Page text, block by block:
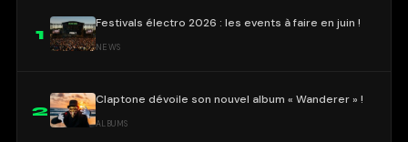
1
Festivals électro 2026 : les events à faire en juin !
NEWS
2
Claptone dévoile son nouvel album « Wanderer » !
ALBUMS